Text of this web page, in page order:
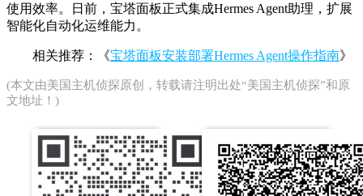
使用效率。日前，宝塔面板正式集成Hermes Agent助理，扩展
智能化自动化运维能力。
相关推荐：《宝塔面板安装部署Hermes Agent操作指南》
(本文由美国主机侦探原创，转载请注明出处“美国主机侦探”和原
文地址！)